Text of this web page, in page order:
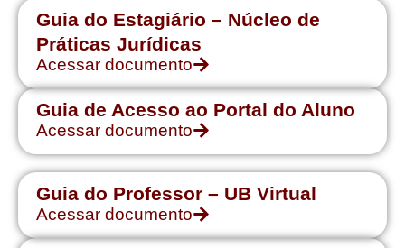
Guia do Estagiário – Núcleo de
Práticas Jurídicas
Acessar documento
Guia de Acesso ao Portal do Aluno
Acessar documento
Guia do Professor – UB Virtual
Acessar documento